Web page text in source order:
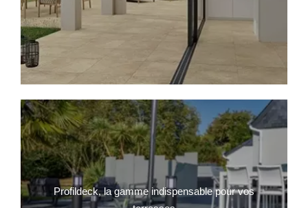
Profildeck, la gamme indispensable pour vos